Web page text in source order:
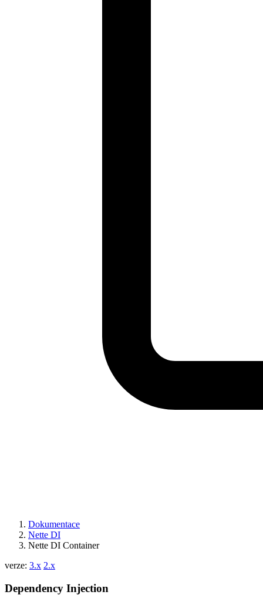
Dokumentace
Nette DI
Nette DI Container
verze: 3.x 2.x
Dependency Injection